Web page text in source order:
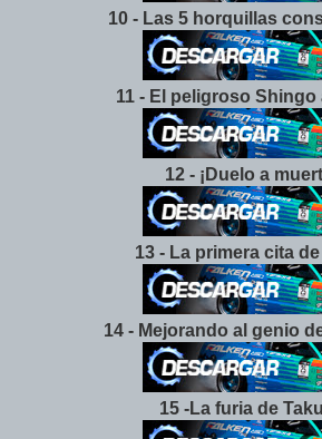
10 - Las 5 horquillas
11 - El peligroso Shingo
12 - ¡Duelo a
13 - La primera cita
14 - Mejorando al genio
15 -La furia de